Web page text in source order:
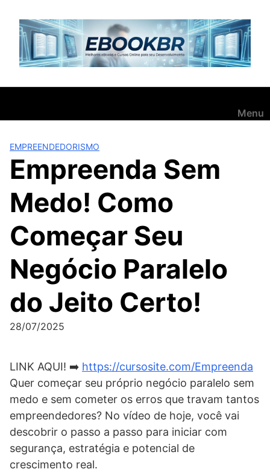
para
conteúdo
Menu
EMPREENDEDORISMO
Empreenda Sem
Medo! Como
Começar Seu
Negócio Paralelo
do Jeito Certo!
28/07/2025
LINK AQUI! ➡️ https://cursosite.com/Empreenda
Quer começar seu próprio negócio paralelo sem
medo e sem cometer os erros que travam tantos
empreendedores? No vídeo de hoje, você vai
descobrir o passo a passo para iniciar com
segurança, estratégia e potencial de
crescimento real.